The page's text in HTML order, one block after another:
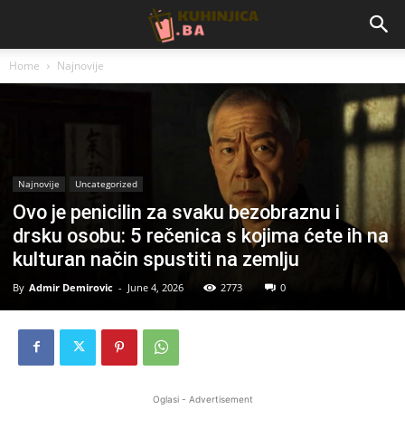
Home Najnovije
Najnovije Uncategorized
Ovo je penicilin za svaku bezobraznu i
drsku osobu: 5 rečenica s kojima ćete ih na
kulturan način spustiti na zemlju
By Admir Demirovic - June 4, 2026 2773 0
Oglasi - Advertisement